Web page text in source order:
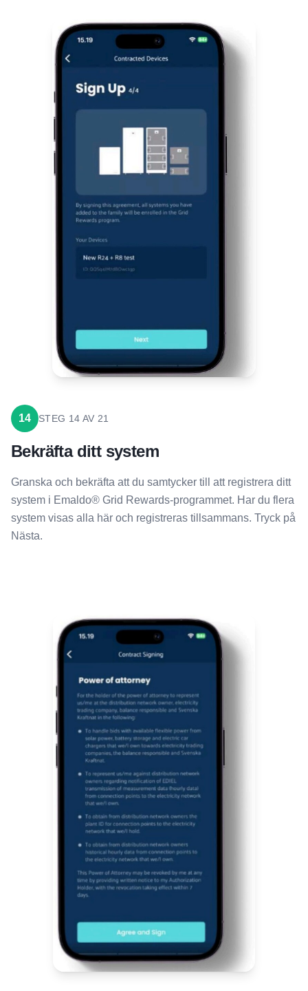
14 STEG 14 AV 21
Bekräfta ditt system
Granska och bekräfta att du samtycker till att registrera ditt
system i Emaldo® Grid Rewards-programmet. Har du flera
system visas alla här och registreras tillsammans. Tryck på
Nästa.